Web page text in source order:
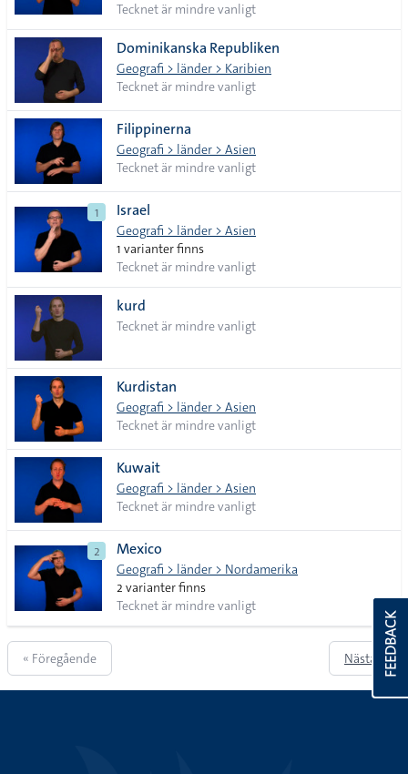
Tecknet är mindre vanligt
Dominikanska Republiken
Geografi > länder > Karibien
Tecknet är mindre vanligt
Filippinerna
Geografi > länder > Asien
Tecknet är mindre vanligt
1 Israel
Geografi > länder > Asien
1 varianter finns
Tecknet är mindre vanligt
kurd
Tecknet är mindre vanligt
Kurdistan
Geografi > länder > Asien
Tecknet är mindre vanligt
Kuwait
Geografi > länder > Asien
Tecknet är mindre vanligt
2 Mexico
Geografi > länder > Nordamerika
2 varianter finns
Tecknet är mindre vanligt
« Föregående Nästa » FEEDBACK